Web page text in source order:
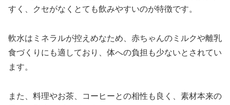
すく、クセがなくとても飲みやすいのが特徴です。
軟水はミネラルが控えめなため、赤ちゃんのミルクや離乳
食づくりにも適しており、体への負担も少ないとされてい
ます。
また、料理やお茶、コーヒーとの相性も良く、素材本来の